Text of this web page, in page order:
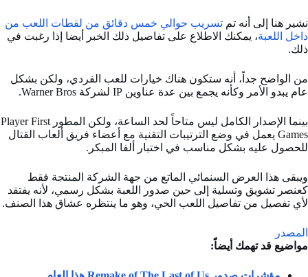
نشير هنا إلى أنه تم تسريب حوالي خمس دقائق من لقطات اللعب من
داخل اللعبة، يمكنك الاطلاع على تفاصيل ذلك الخبر أيضا إذا رغبت في
ذلك.
من الواضح جداً، أنه ستكون هناك خيارات للعب الفردي، ولكن بشكل
عام يبدو الأمر وكأنه يجمع بين عدة عناوين IP لشركة Warner Bros.
بينما الإصدار الكامل ليس متاحاً لحد الساعة، ولكن المطور Player First
Games يعمل في وضع الترتيبات التقنية مع أعضاء فريق ألعاب القتال
للحصول عليه بشكل مناسب في اختبار ألفا المبكر.
ويبقى هذا العرض السنمائي الماتع من جهة الشركة المنتجة فقط
كعنصر تشويق وتسلية إلى حين صدور اللعبة بشكل رسمي، لأنه يفتقد
لأي تفصيل من تفاصيل اللعب الحي، وهو ما ينتظره عشاق هذا الصنف.
المصدر
مواضيع قد تهمك أيضاً: